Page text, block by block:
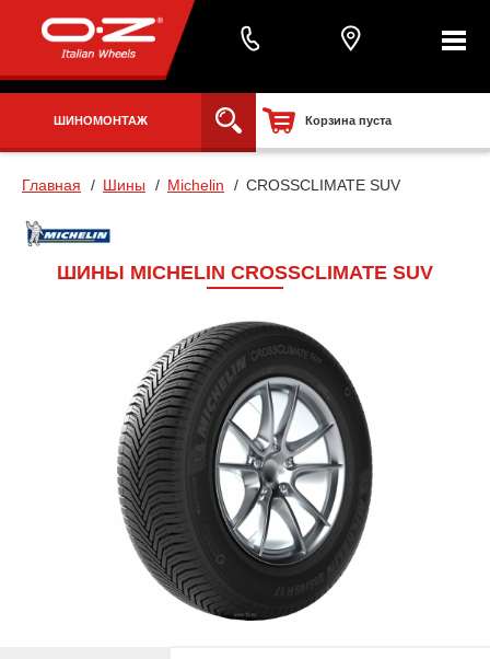
ШИНОМОНТАЖ Корзина пуста
Главная Шины Michelin CROSSCLIMATE SUV
ШИНЫ MICHELIN CROSSCLIMATE SUV